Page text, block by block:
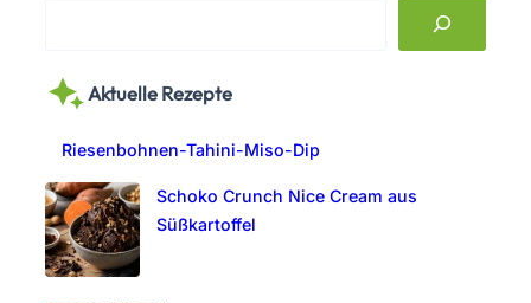
r
Aktuelle Rezepte
Riesenbohnen-Tahini-Miso-Dip
Schoko Crunch Nice Cream aus
Süßkartoffel